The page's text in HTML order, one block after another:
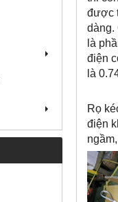
được
dàng.
là
điện
là
Rọ
điện